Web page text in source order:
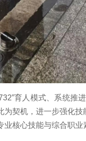
育人模式、系统推
契机，进一步强化
核心技能与综合职